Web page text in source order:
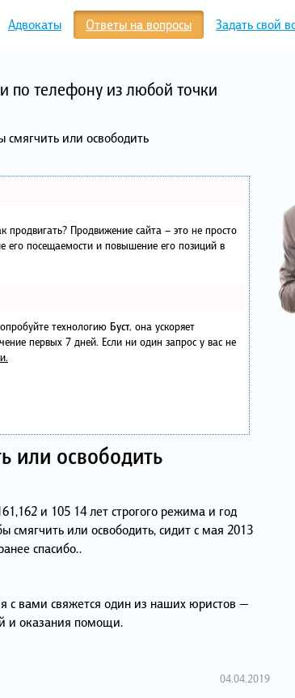
Адвокаты Ответы на вопросы Задать свой
по телефону из любой точки
смягчить или освободить
продвигать? Продвижение сайта – это не просто
его посещаемости и повышение его позиций в
технологию Буст, она ускоряет
первых 7 дней. Если ни один запрос у вас не
или освободить
и 105 14 лет строгого режима и год
смягчить или освободить, сидит с мая 2013
спасибо..
вами свяжется один из наших юристов —
и оказания помощи.
04.04.2019